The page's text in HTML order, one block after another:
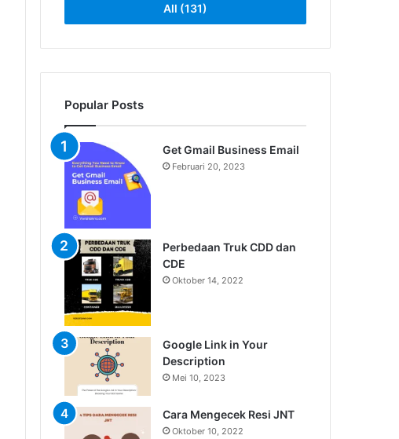
All (131)
Popular Posts
Get Gmail Business Email
Februari 20, 2023
Perbedaan Truk CDD dan
CDE
Oktober 14, 2022
Google Link in Your
Description
Mei 10, 2023
Cara Mengecek Resi JNT
Oktober 10, 2022